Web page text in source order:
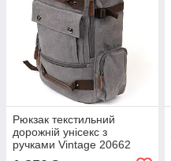
Рюкзак текстильний
дорожній унісекс з
ручками Vintage 20662